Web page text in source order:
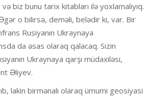
biz bunu tarix kitabları ilə yoxlamalıyıq.
o bilirsə, deməli, belədir ki, var. Bir
Rusiyanın Ukraynaya
da əsas olaraq qalacaq. Sizin
Ukraynaya qarşı müdaxiləsi,
Əliyev.
lakin birmənalı olaraq ümumi geosiyasi